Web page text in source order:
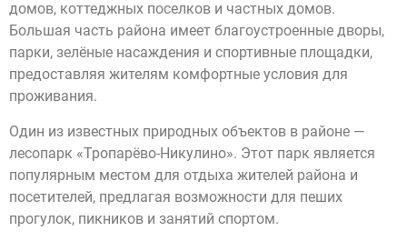
домов, коттеджных поселков и частных домов.
Большая часть района имеет благоустроенные дворы,
парки, зелёные насаждения и спортивные площадки,
предоставляя жителям комфортные условия для
проживания.
Один из известных природных объектов в районе —
лесопарк «Тропарёво-Никулино». Этот парк является
популярным местом для отдыха жителей района и
посетителей, предлагая возможности для пеших
прогулок, пикников и занятий спортом.